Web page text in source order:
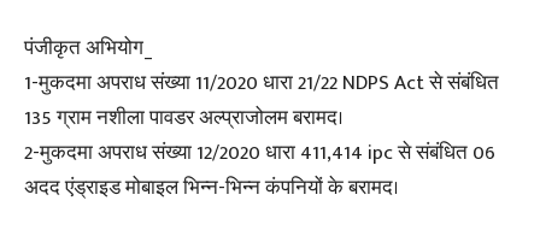
पंजीकृत अभियोग_
1-मुकदमा अपराध संख्या 11/2020 धारा 21/22 NDPS Act से संबंधित
135 ग्राम नशीला पावडर अल्प्राजोलम बरामद।
2-मुकदमा अपराध संख्या 12/2020 धारा 411,414 ipc से संबंधित 06
अदद एंड्राइड मोबाइल भिन्न-भिन्न कंपनियों के बरामद।